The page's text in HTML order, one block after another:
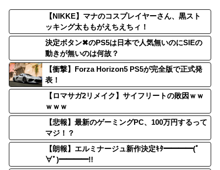
【NIKKE】マナのコスプレイヤーさん、黒スト
ッキング太ももがえちえちィ！
決定ボタン✖のPS5は日本で人気無いのにSIEの
動きが無いのは何故？
【衝撃】Forza Horizon5 PS5が完全版で正式発
表！
【ロマサガ2リメイク】サイフリートの敗因ｗｗ
ｗｗｗ
【悲報】最新のゲーミングPC、100万円するって
マジ！？
【朗報】エルミナージュ新作決定ｷﾀ━━━━(ﾟ
∀ﾟ)━━━━!!